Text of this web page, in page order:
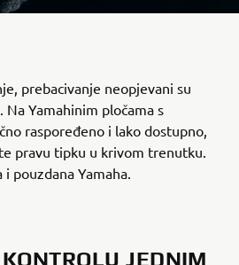
prebacivanje neopjevani su
Yamahinim pločama s
raspoređeno i lako dostupno,
pravu tipku u krivom trenutku.
pouzdana Yamaha.
JEDNIM